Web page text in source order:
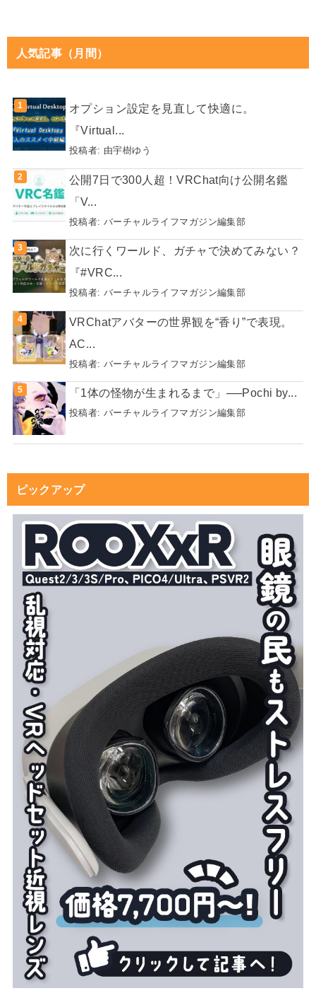
人気記事（月間）
オプション設定を見直して快適に。
『Virtual...
投稿者: 由宇樹ゆう
公開7日で300人超！VRChat向け公開名鑑
「V...
投稿者: バーチャルライフマガジン編集部
次に行くワールド、ガチャで決めてみない？
『#VRC...
投稿者: バーチャルライフマガジン編集部
VRChatアバターの世界観を“香り”で表現。
AC...
投稿者: バーチャルライフマガジン編集部
「1体の怪物が生まれるまで」──Pochi by...
投稿者: バーチャルライフマガジン編集部
ピックアップ